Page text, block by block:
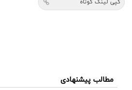
کپی لینک کوتاه
مطالب پیشنهادی